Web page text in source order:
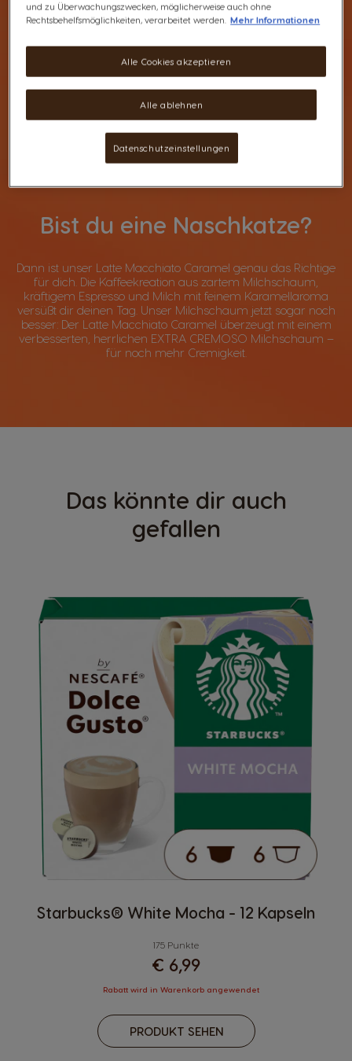
Bist du eine Naschkatze?
Dann ist unser Latte Macchiato Caramel genau das Richtige
für dich. Die Kaffeekreation aus zartem Milchschaum,
kräftigem Espresso und Milch mit feinem Karamellaroma
versüßt dir deinen Tag. Unser Milchschaum jetzt sogar noch
besser: Der Latte Macchiato Caramel überzeugt mit einem
verbesserten, herrlichen EXTRA CREMOSO Milchschaum –
für noch mehr Cremigkeit.
Das könnte dir auch
gefallen
Starbucks® White Mocha - 12 Kapseln
€ 6,99
Rabatt wird in Warenkorb angewendet
175 Punkte
PRODUKT SEHEN
und zu Überwachungszwecken, möglicherweise auch ohne
Rechtsbehelfsmöglichkeiten, verarbeitet werden.
Mehr Informationen
Alle ablehnen
Alle Cookies akzeptieren
Datenschutzeinstellungen